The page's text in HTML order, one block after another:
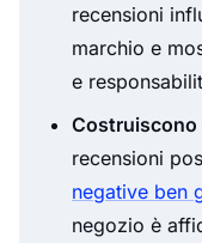
recensioni
marchio e
e
Costruiscono
recensioni
negative ben
negozio è